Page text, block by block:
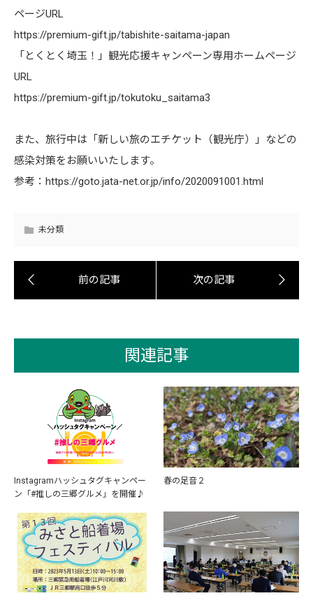
ページURL
https://premium-gift.jp/tabishite-saitama-japan
「とくとく埼玉！」観光応援キャンペーン専用ホームページ
URL
https://premium-gift.jp/tokutoku_saitama3
また、旅行中は「新しい旅のエチケット（観光庁）」などの
感染対策をお願いいたします。
参考： https://goto.jata-net.or.jp/info/2020091001.html
未分類
関連記事
Instagramハッシュタグキャンペー
ン「#推しの三郷グルメ」を開催♪
春の足音２